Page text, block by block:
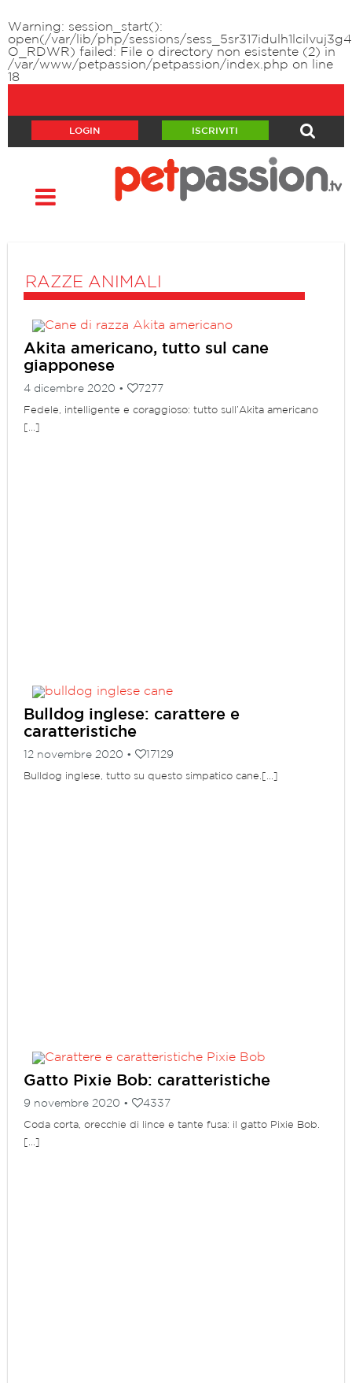
Warning : session_start():
open(/var/lib/php/sessions/
O_RDWR) failed: File o directory non esistente (2) in
/var/www/petpassion/petpassion/index.php on line
18
LOGIN ISCRIVITI
RAZZE ANIMALI
Akita americano, tutto sul cane
giapponese
4 dicembre 2020 • 7277
Fedele, intelligente e coraggioso: tutto sull’Akita americano
Bulldog inglese: carattere e
caratteristiche
12 novembre 2020 • 17129
Bulldog inglese, tutto su questo simpatico cane.[...]
Gatto Pixie Bob: caratteristiche
9 novembre 2020 • 4337
Coda corta, orecchie di lince e tante fusa: il gatto Pixie Bob.